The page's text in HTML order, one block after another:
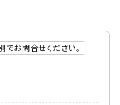
お問合せください。